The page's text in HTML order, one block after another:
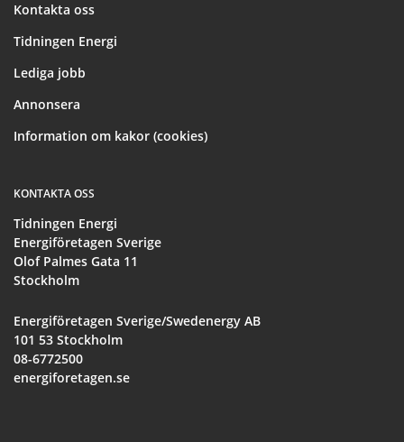
Kontakta oss
Tidningen Energi
Lediga jobb
Annonsera
Information om kakor (cookies)
KONTAKTA OSS
Tidningen Energi
Energiföretagen Sverige
Olof Palmes Gata 11
Stockholm
Energiföretagen Sverige/Swedenergy AB
101 53 Stockholm
08-6772500
energiforetagen.se